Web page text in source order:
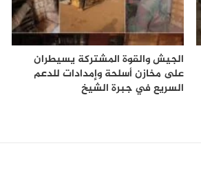
الجيش والقوة المشتركة يسيطران
على مخازن أسلحة وإمدادات للدعم
السريع في جبرة الشيخ